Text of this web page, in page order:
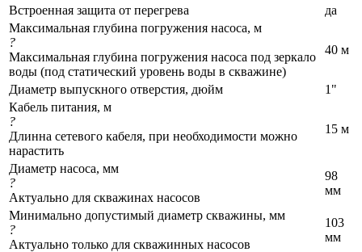
Встроенная защита от перегрева
да
Максимальная глубина погружения насоса, м
?
Максимальная глубина погружения насоса под зеркало
воды (под статический уровень воды в скважине)
40 м
Диаметр выпускного отверстия, дюйм
1"
Кабель питания, м
?
Длинна сетевого кабеля, при необходимости можно
нарастить
15 м
Диаметр насоса, мм
?
Актуально для скважинах насосов
98
мм
Минимально допустимый диаметр скважины, мм
?
Актуально только для скважинных насосов
103
мм